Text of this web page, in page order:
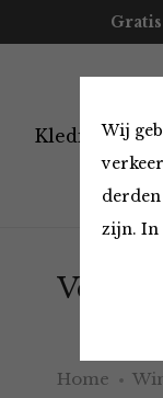
Wij
zijn. In
Kleding
Vesten
Home